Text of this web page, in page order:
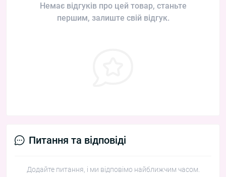
Немає відгуків про цей товар, станьте
першим, залиште свій відгук.
Питання та відповіді
Додайте питання, і ми відповімо найближчим часом.